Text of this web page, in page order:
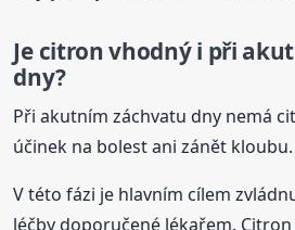
Je citron vhodný i při
dny?
Při akutním záchvatu dny nemá
účinek na bolest ani zánět kloubu.
V této fázi je hlavním cílem
léčby doporučené lékařem.